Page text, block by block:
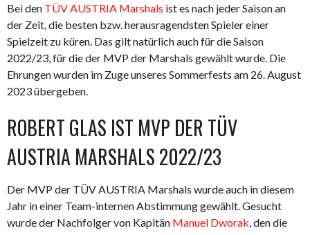
Bei den TÜV AUSTRIA Marshals ist es nach jeder Saison an
der Zeit, die besten bzw. herausragendsten Spieler einer
Spielzeit zu küren. Das gilt natürlich auch für die Saison
2022/23, für die der MVP der Marshals gewählt wurde. Die
Ehrungen wurden im Zuge unseres Sommerfests am 26. August
2023 übergeben.
ROBERT GLAS IST MVP DER TÜV
AUSTRIA MARSHALS 2022/23
Der MVP der TÜV AUSTRIA Marshals wurde auch in diesem
Jahr in einer Team-internen Abstimmung gewählt. Gesucht
wurde der Nachfolger von Kapitän Manuel Dworak , den die